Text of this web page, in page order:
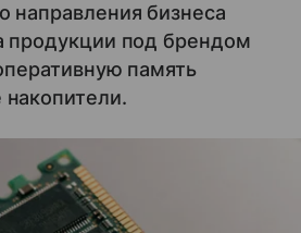
направления бизнеса
продукции под брендом
память